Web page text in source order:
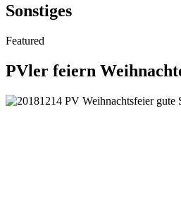
Sonstiges
Featured
PVler feiern